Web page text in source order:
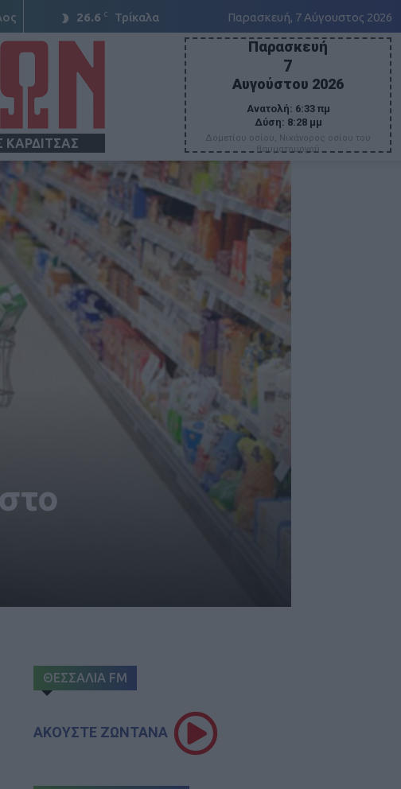
26.6 C Τρίκαλα Παρασκευή, 7 Αύγουστος 2026
Παρασκευή
7
Αυγούστου 2026
Ανατολή: 6:33 πμ
Δύση: 8:28 μμ
Δομετίου οσίου, Νικάνορος οσίου του
θαυματουργού
ΘΕΣΣΑΛΙΑ FM
ΑΚΟΥΣΤΕ ΖΩΝΤΑΝΑ